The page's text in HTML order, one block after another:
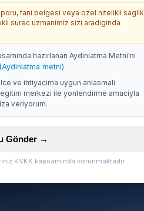
tani belgesi veya ozel nitelikli saglik
surec uzmanimiz sizi aradiginda
hazirlanan Aydinlatma Metni'ni
(Aydinlatma metni)
ve ihtiyacima uygun anlasmali
merkezi ile yonlendirme amaciyla
veriyorum.
Gönder →
KVKK kapsamında korunmaktadır.